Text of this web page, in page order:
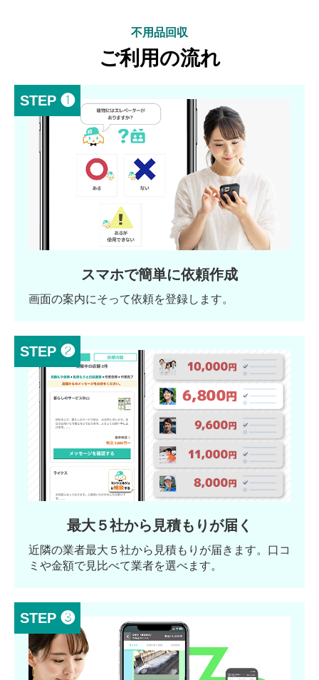
不用品回収
ご利用の流れ
STEP ❶
スマホで簡単に依頼作成
画面の案内にそって依頼を登録します。
STEP ❷
最大５社から見積もりが届く
近隣の業者最大５社から見積もりが届きます。口コ
ミや金額で見比べて業者を選べます。
STEP ❸